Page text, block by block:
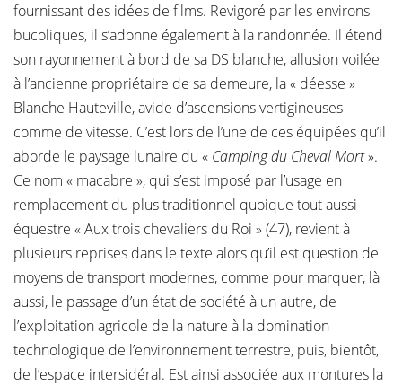
fournissant des idées de films. Revigoré par les environs
bucoliques, il s’adonne également à la randonnée. Il étend
son rayonnement à bord de sa DS blanche, allusion voilée
à l’ancienne propriétaire de sa demeure, la « déesse »
Blanche Hauteville, avide d’ascensions vertigineuses
comme de vitesse. C’est lors de l’une de ces équipées qu’il
aborde le paysage lunaire du « Camping du Cheval Mort».
Ce nom « macabre », qui s’est imposé par l’usage en
remplacement du plus traditionnel quoique tout aussi
équestre « Aux trois chevaliers du Roi » (47), revient à
plusieurs reprises dans le texte alors qu’il est question de
moyens de transport modernes, comme pour marquer, là
aussi, le passage d’un état de société à un autre, de
l’exploitation agricole de la nature à la domination
technologique de l’environnement terrestre, puis, bientôt,
de l’espace intersidéral. Est ainsi associée aux montures la